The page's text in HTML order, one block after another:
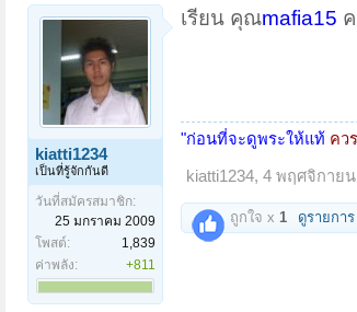
kiatti1234
เป็นที่รู้จักกันดี
วันที่สมัครสมาชิก:
25 มกราคม 2009
โพสต์:
1,839
ค่าพลัง:
+811
เรียน คุณmafia15
"ก่อนที่จะดูพระให้แท้ คว
kiatti1234, 4 พฤศจิกายน
ถูกใจ x 1 ดูรายการ